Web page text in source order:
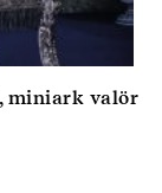
miniark valör